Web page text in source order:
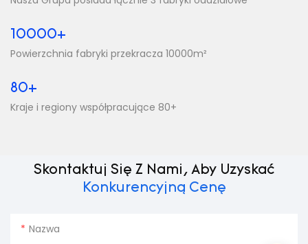
10000+
Powierzchnia fabryki przekracza 10000m²
80+
Kraje i regiony współpracujące 80+
Skontaktuj Się Z Nami, Aby Uzyskać
Konkurencyjną Cenę
Nazwa